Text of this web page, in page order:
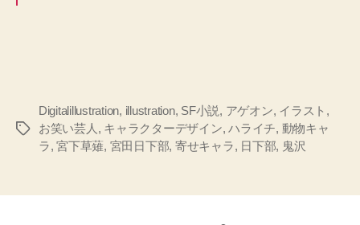
タ
Digitalillustration, illustration, SF小説, アゲオン, イラスト ,
お笑い芸人, キャラクターデザイン,ハライチ, 動物キャ
ラ,宮下草薙, 宮田日下部, 寄せキャラ, 日下部, 鬼沢